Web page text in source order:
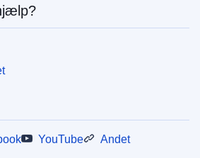
888712
YouTube Andet